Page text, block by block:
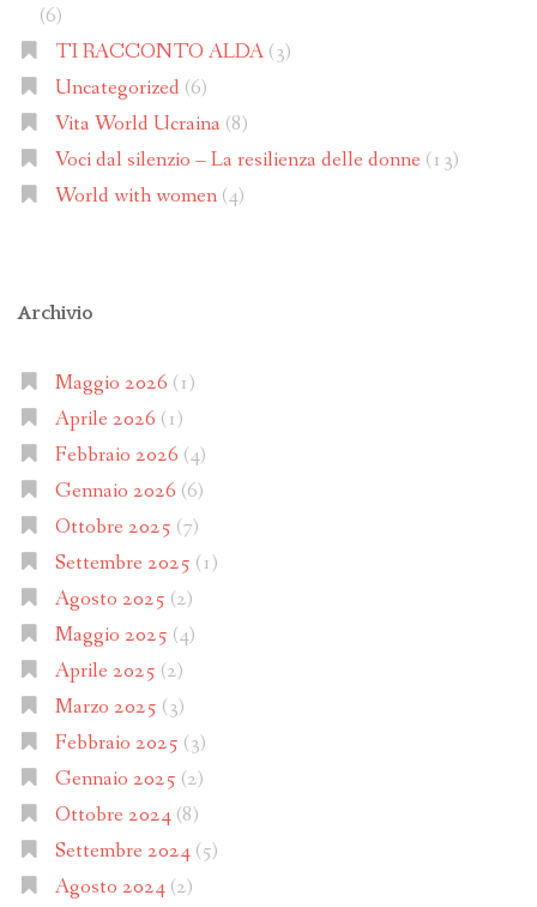
(6)
TI RACCONTO ALDA(3)
Uncategorized (6)
Vita World Ucraina (8)
Voci dal silenzio – La resilienza delle donne (13)
World with women(4)
Archivio
Maggio 2026 (1)
Aprile 2026 (1)
Febbraio 2026 (4)
Gennaio 2026 (6)
Ottobre 2025 (7)
Settembre 2025 (1)
Agosto 2025 (2)
Maggio 2025 (4)
Aprile 2025 (2)
Marzo 2025 (3)
Febbraio 2025 (3)
Gennaio 2025 (2)
Ottobre 2024(8)
Settembre 2024(5)
Agosto 2024(2)